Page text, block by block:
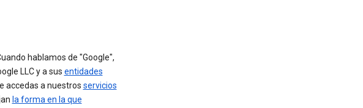
hablamos de "Google",
LLC y a sus entidades
accedas a nuestros servicios
la forma en la que